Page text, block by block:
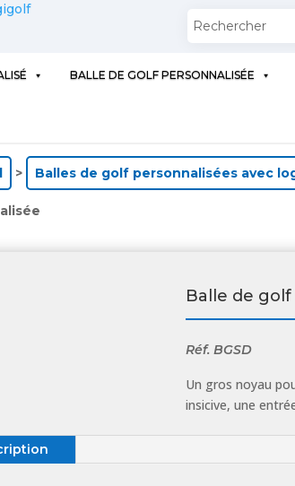
BALLE DE GOLF PERSONNALISÉE
> Balles de golf personnalisées avec
Balle de
Réf. BGSD
Un gros noyau
insicive, une